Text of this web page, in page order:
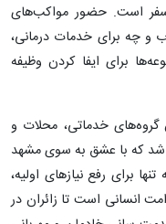
است. حضور مواکب‌های
و چه برای خدمات درمانی،
برای ایفا کردن وظیفه
گروه‌های خدماتی، محلات و
باشد که با عشق به سوی مشهد
برای رفع نیازهای اولیه،
انسانی است تا زائران در